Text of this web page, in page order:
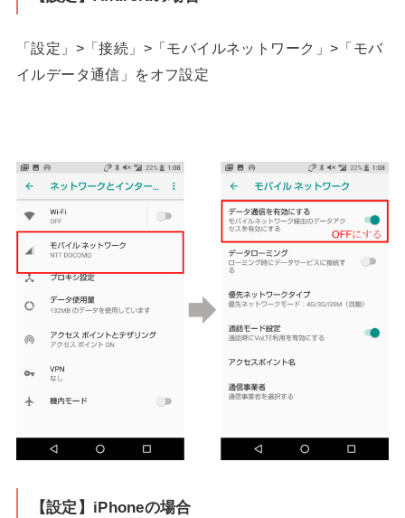
「設定」>「接続」>「モバイルネットワーク」>「モバ
イルデータ通信」をオフ設定
【設定】iPhoneの場合